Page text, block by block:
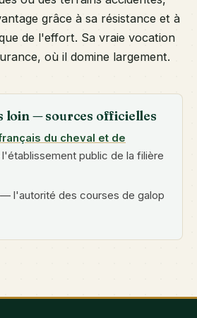
grâce à sa résistance et à
de l'effort. Sa vraie vocation
où il domine largement.
loin — sources officielles
du cheval et de
public de la filière
— l'autorité des courses de galop